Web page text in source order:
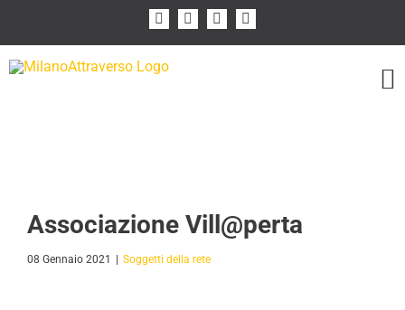
contenuto
FacebookInstagram
Flickr
Associazione Vill@perta
08 Gennaio 2021 Soggetti della rete